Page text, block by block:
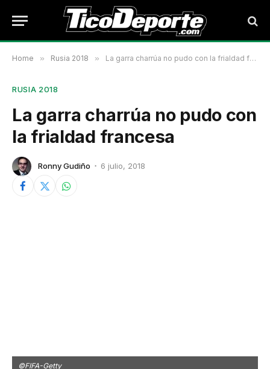
Home » Rusia 2018 » La garra charrúa no pudo con la frialdad francesa
RUSIA 2018
La garra charrúa no pudo con
la frialdad francesa
Ronny Gudiño 6 julio, 2018
©FIFA-Getty